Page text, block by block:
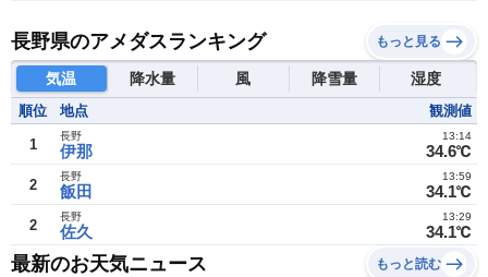
長野県のアメダスランキング もっと見る
気温 降水量 風 降雪量 湿度
順位 地点 観測値
1 伊那
長野
34.6℃
13:14
2 飯田
長野
34.1℃
13:59
2 佐久
長野
34.1℃
13:29
最新のお天気ニュース もっと読む